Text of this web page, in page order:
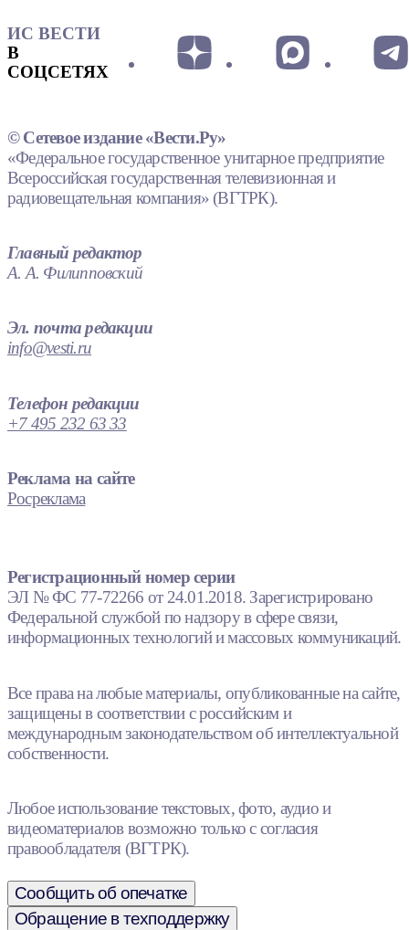
ИС ВЕСТИ
В
СОЦСЕТЯХ
© Сетевое издание «Вести.Ру»
«Федеральное государственное унитарное предприятие
Всероссийская государственная телевизионная и
радиовещательная компания» (ВГТРК).
Главный редактор
А. А. Филипповский
Эл. почта редакции
info@vesti.ru
Телефон редакции
+7 495 232 63 33
Реклама на сайте
Росреклама
Регистрационный номер серии
ЭЛ № ФС 77-72266 от 24.01.2018. Зарегистрировано
Федеральной службой по надзору в сфере связи,
информационных технологий и массовых коммуникаций.
Все права на любые материалы, опубликованные на сайте,
защищены в соответствии с российским и
международным законодательством об интеллектуальной
собственности.
Любое использование текстовых, фото, аудио и
видеоматериалов возможно только с согласия
правообладателя (ВГТРК).
Сообщить об опечатке
Обращение в техподдержку